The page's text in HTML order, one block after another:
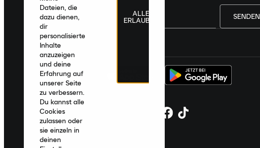
SENDEN
Dateien, die
dazu dienen,
dir
personalisierte
Inhalte
anzuzeigen
und deine
Erfahrung auf
unserer Seite
zu verbessern.
Du kannst alle
Cookies
zulassen oder
sie einzeln in
deinen
ALLE
ERLAUBEN